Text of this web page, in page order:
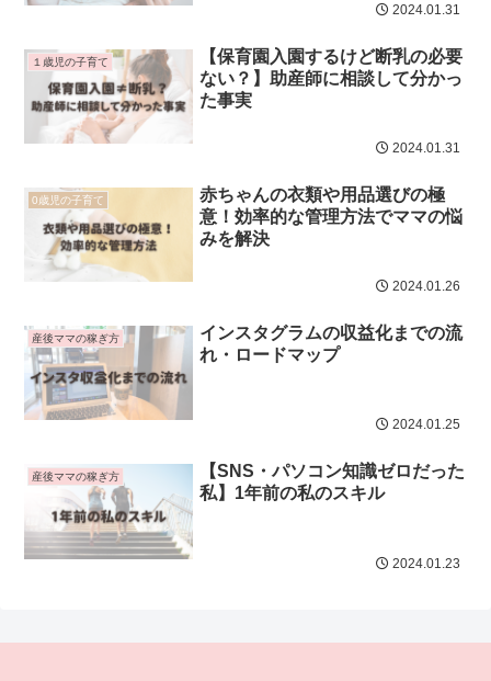
2024.01.31
１歳児の子育て
【保育園入園するけど断乳の必要
ない？】助産師に相談して分かっ
た事実
2024.01.31
0歳児の子育て
赤ちゃんの衣類や用品選びの極
意！効率的な管理方法でママの悩
みを解決
2024.01.26
産後ママの稼ぎ方
インスタグラムの収益化までの流
れ・ロードマップ
2024.01.25
産後ママの稼ぎ方
【SNS・パソコン知識ゼロだった
私】1年前の私のスキル
2024.01.23